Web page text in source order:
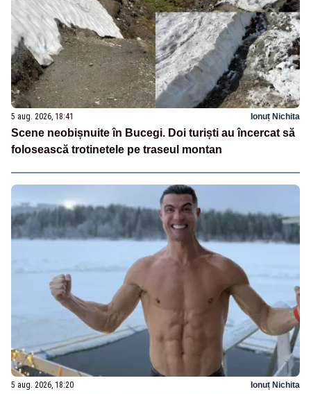
5 aug. 2026, 18:41 Ionuț Nichita
Scene neobișnuite în Bucegi. Doi turiști au încercat să
folosească trotinetele pe traseul montan
5 aug. 2026, 18:20 Ionuț Nichita